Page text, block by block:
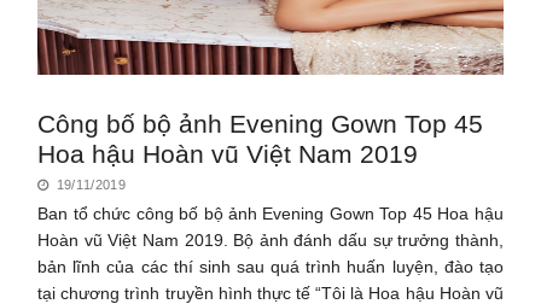
Công bố bộ ảnh Evening Gown Top 45
Hoa hậu Hoàn vũ Việt Nam 2019
19/11/2019
Ban tổ chức công bố bộ ảnh Evening Gown Top 45 Hoa hậu
Hoàn vũ Việt Nam 2019. Bộ ảnh đánh dấu sự trưởng thành,
bản lĩnh của các thí sinh sau quá trình huấn luyện, đào tạo
tại chương trình truyền hình thực tế “Tôi là Hoa hậu Hoàn vũ